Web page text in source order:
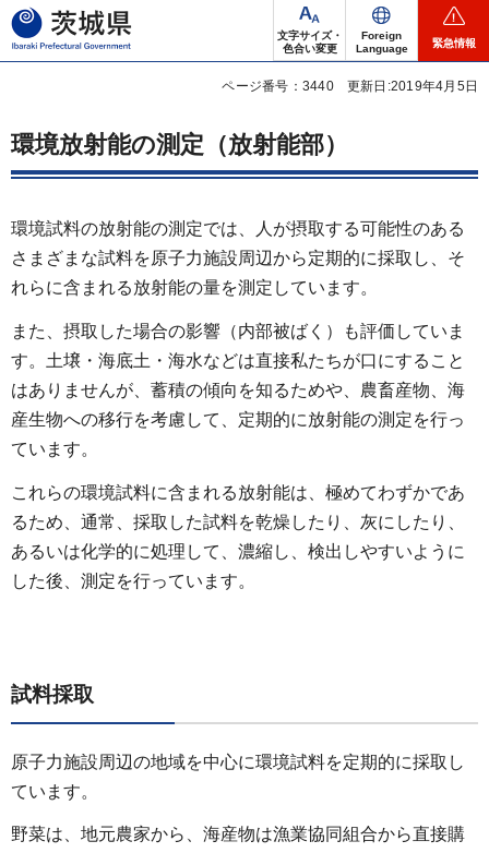
茨城県
文字サイズ・
色合い変更
Foreign
Language
緊急情報
ページ番号：3440 更新日:2019年4月5日
環境放射能の測定（放射能部）
環境試料の放射能の測定では、人が摂取する可能性のある
さまざまな試料を原子力施設周辺から定期的に採取し、そ
れらに含まれる放射能の量を測定しています。
また、摂取した場合の影響（内部被ばく）も評価していま
す。土壌・海底土・海水などは直接私たちが口にすること
はありませんが、蓄積の傾向を知るためや、農畜産物、海
産生物への移行を考慮して、定期的に放射能の測定を行っ
ています。
これらの環境試料に含まれる放射能は、極めてわずかであ
るため、通常、採取した試料を乾燥したり、灰にしたり、
あるいは化学的に処理して、濃縮し、検出しやすいように
した後、測定を行っています。
試料採取
原子力施設周辺の地域を中心に環境試料を定期的に採取し
ています。
野菜は、地元農家から、海産物は漁業協同組合から直接購